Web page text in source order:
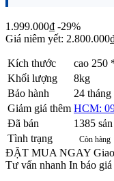
1.999.000₫ -29%
Giá niêm yết:
Kích thước
cao 250
Khối lượng
8kg
Bảo hành
24 tháng
Giảm giá thêm HCM:
Đã bán
1385
Tình trạng
Còn hàng
ĐẶT MUA NGAY
Tư vấn nhanh In báo giá